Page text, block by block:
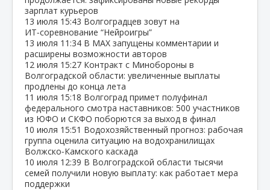
зарплат курьеров
13 июля 15:43 Волгоградцев зовут на
ИТ‑соревнование “Нейроигры”
13 июля 11:34 В МАХ запущены комментарии и
расширены возможности авторов
12 июля 15:27 Контракт с Минобороны в
Волгоградской области: увеличенные выплаты
продлены до конца лета
11 июля 15:18 Волгоград примет полуфинал
федерального смотра наставников: 500 участников
из ЮФО и СКФО поборются за выход в финал
10 июля 15:51 Водохозяйственный прогноз: рабочая
группа оценила ситуацию на водохранилищах
Волжско‑Камского каскада
10 июля 12:39 В Волгоградской области тысячи
семей получили новую выплату: как работает мера
поддержки